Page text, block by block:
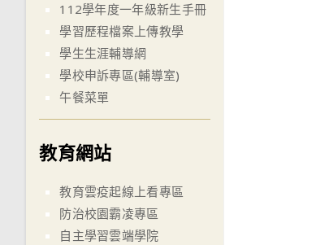
112學年度一年級新生手冊
學習歷程檔案上傳教學
學生生涯輔導網
學校申訴專區(輔導室)
午餐菜單
教育網站
教育雲疫起線上看專區
防治校園霸凌專區
自主學習雲端學院